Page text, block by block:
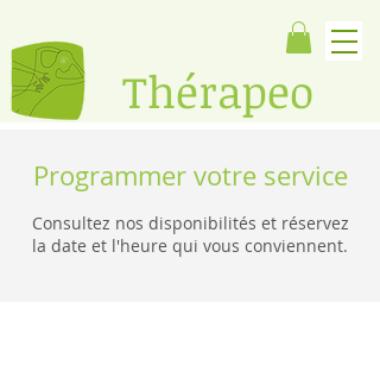
​Thérapeo
Programmer votre service
Consultez nos disponibilités et réservez
la date et l'heure qui vous conviennent.